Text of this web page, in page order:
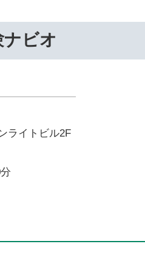
ビオ
ライトビル2F